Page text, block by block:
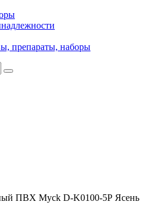
препараты, наборы
ПВХ Myck D-K0100-5Р Ясень